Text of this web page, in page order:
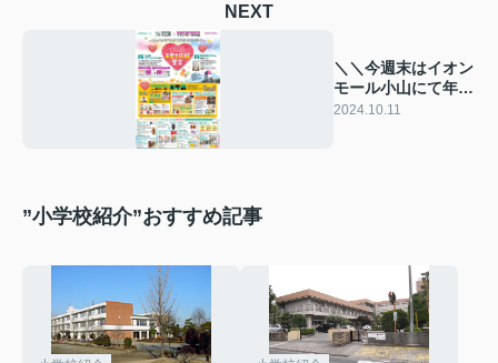
NEXT
＼＼今週末はイオン
モール小山にて年周
祭開催／／
2024.10.11
”小学校紹介”おすすめ記事